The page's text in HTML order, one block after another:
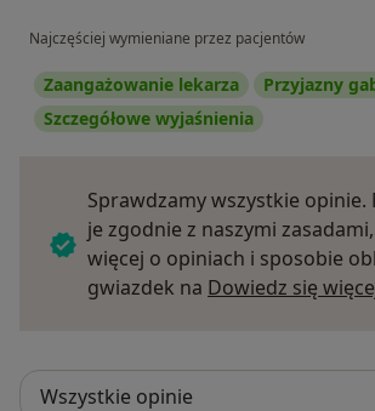
Najczęściej wymieniane przez pacjentów
Zaangażowanie lekarza
Przyjazny
Szczegółowe wyjaśnienia
Sprawdzamy wszystkie
je zgodnie z naszymi
więcej o opiniach i sposobie
gwiazdek na Dowiedz się